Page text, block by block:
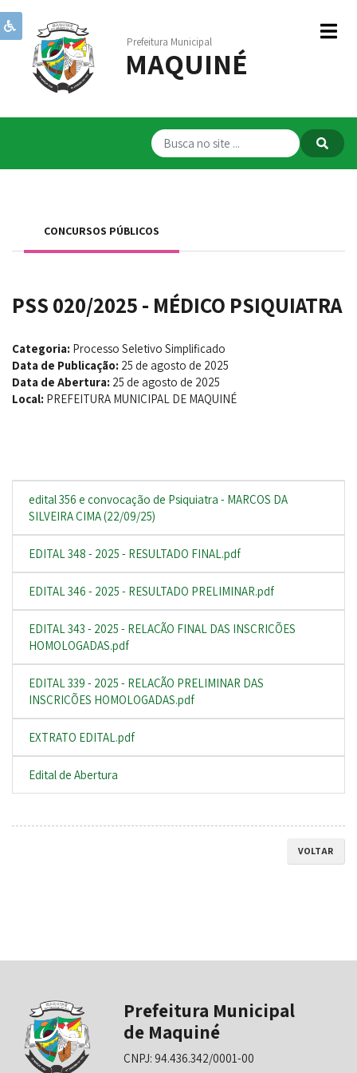
Prefeitura Municipal
MAQUINÉ
Institucional
Governo
Serviços
Servidores
CONCURSOS PÚBLICOS
PSS 020/2025 - MÉDICO PSIQUIATRA
Categoria: Processo Seletivo Simplificado
Data de Publicação: 25 de agosto de 2025
Data de Abertura: 25 de agosto de 2025
Local: PREFEITURA MUNICIPAL DE MAQUINÉ
edital 356 e convocação de Psiquiatra - MARCOS DA
SILVEIRA CIMA (22/09/25)
EDITAL 348 - 2025 - RESULTADO FINAL.pdf
EDITAL 346 - 2025 - RESULTADO PRELIMINAR.pdf
EDITAL 343 - 2025 - RELAÇÃO FINAL DAS INSCRIÇÕES
HOMOLOGADAS.pdf
EDITAL 339 - 2025 - RELAÇÃO PRELIMINAR DAS
INSCRIÇÕES HOMOLOGADAS.pdf
EXTRATO EDITAL.pdf
Edital de Abertura
VOLTAR
Prefeitura Municipal
de Maquiné
CNPJ: 94.436.342/0001-00